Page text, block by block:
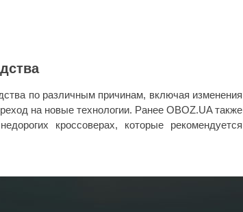
по различным причинам, включая изменения
на новые технологии. Ранее OBOZ.UA также
кроссоверах, которые рекомендуется